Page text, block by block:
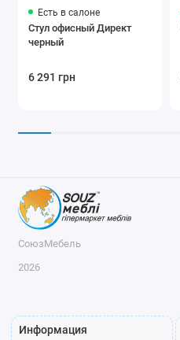
Есть в салоне
Стул офисный Директ
черный
6 291 грн
СоюзМебель
2026
Информация